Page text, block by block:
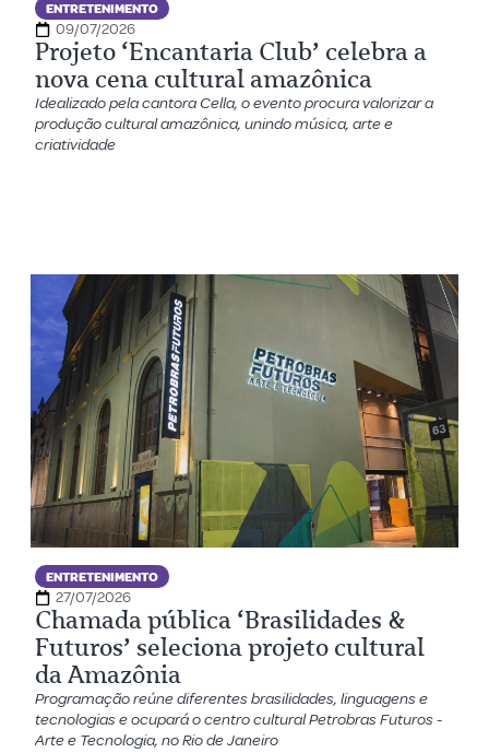
ENTRETENIMENTO
09/07/2026
Projeto ‘Encantaria Club’ celebra a
nova cena cultural amazônica
Idealizado pela cantora Cella, o evento procura valorizar a
produção cultural amazônica, unindo música, arte e
criatividade
ENTRETENIMENTO
27/07/2026
Chamada pública ‘Brasilidades &
Futuros’ seleciona projeto cultural
da Amazônia
Programação reúne diferentes brasilidades, linguagens e
tecnologias e ocupará o centro cultural Petrobras Futuros -
Arte e Tecnologia, no Rio de Janeiro